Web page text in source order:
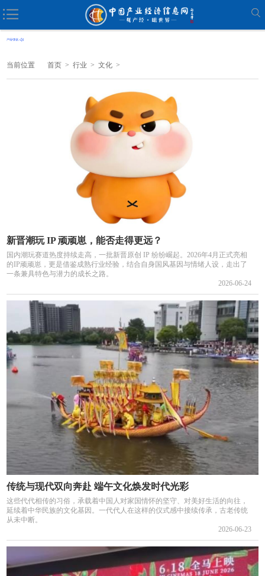
当前位置 首页 > 行业 > 文化 >
新晋潮玩 IP 顽顽崽，能否走得更远？
国内潮玩赛道热度持续走高，一批新晋原创 IP 纷纷崛起。2026年4月正式亮相
的IP顽顽崽，更是借鉴成熟行业经验，结合自身国风基因与情绪人设，走出了
一条兼具特色与潜力的成长之路。
2026-06-24
传统与现代双向奔赴 端午文化焕发时代光彩
这些代代相传的习俗，承载着中国人对家国情怀的坚守、对美好生活的向往，
延续着中华民族的文化基因。一代代人在这样的仪式感中接续传承，古老传统
从未中断。
2026-06-23